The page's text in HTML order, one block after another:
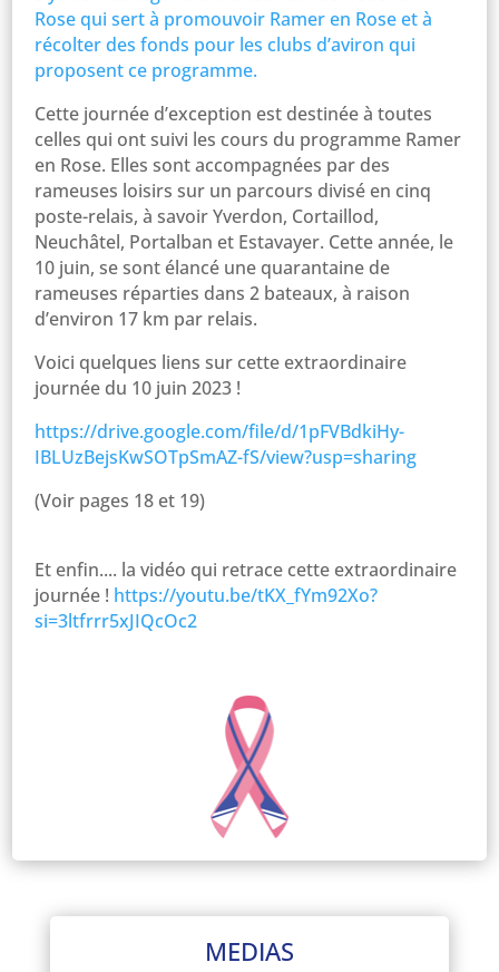
Rose qui sert à promouvoir Ramer en Rose et à
récolter des fonds pour les clubs d’aviron qui
proposent ce programme.
Cette journée d’exception est destinée à toutes
celles qui ont suivi les cours du programme Ramer
en Rose. Elles sont accompagnées par des
rameuses loisirs sur un parcours divisé en cinq
poste-relais, à savoir Yverdon, Cortaillod,
Neuchâtel, Portalban et Estavayer. Cette année, le
10 juin, se sont élancé une quarantaine de
rameuses réparties dans 2 bateaux, à raison
d’environ 17 km par relais.
Voici quelques liens sur cette extraordinaire
journée du 10 juin 2023 !
https://drive.google.com/file/d/1pFVBdkiHy-
IBLUzBejsKwSOTpSmAZ-fS/view?usp=sharing
(Voir pages 18 et 19)
Et enfin.... la vidéo qui retrace cette extraordinaire
journée ! https://youtu.be/tKX_fYm92Xo?
si=3ltfrrr5xJIQcOc2
MEDIAS